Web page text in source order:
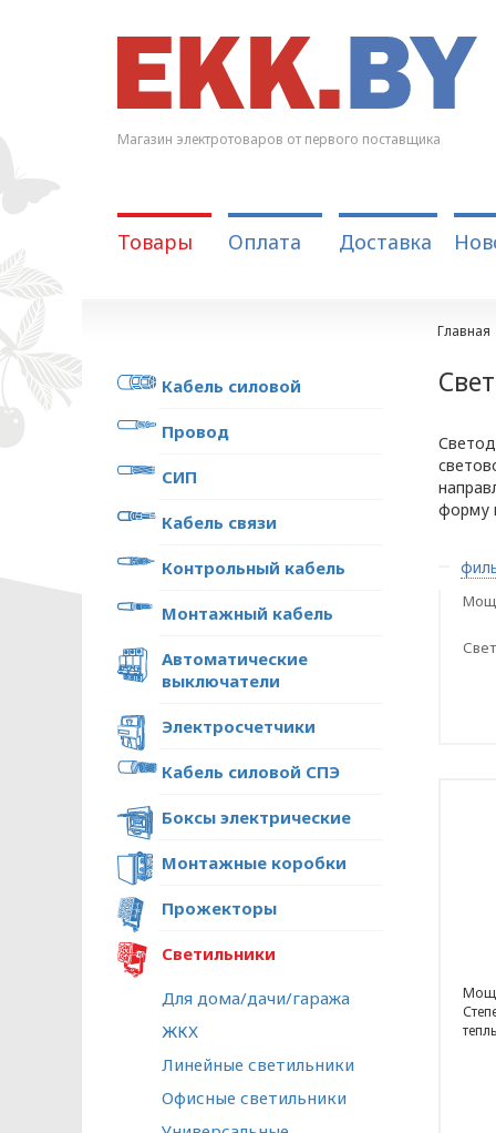
Магазин электротоваров от первого поставщика
Товары Оплата Доставка
Главная
Кабель силовой
Провод
СИП
Кабель связи
Контрольный кабель
Монтажный кабель
Автоматические
выключатели
Электросчетчики
Кабель силовой СПЭ
Боксы электрические
Монтажные коробки
Прожекторы
Светильники
Для дома/дачи/гаража
ЖКХ
Линейные светильники
Офисные светильники
форму